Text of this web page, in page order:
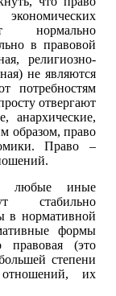
нормально
в правовой
религиозно-
не являются
потребностям
отвергают
анархические,
образом, право
Право –
любые иные
стабильно
в нормативной
формы
правовая (это
степени
отношений, их